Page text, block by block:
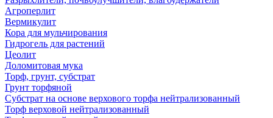
Агроперлит
Вермикулит
Кора для мульчирования
Гидрогель для растений
Цеолит
Доломитовая мука
Торф, грунт, субстрат
Грунт торфяной
Субстрат на основе верхового торфа нейтрализованный
Торф верховой нейтрализованный